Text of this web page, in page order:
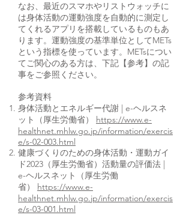
なお、最近のスマホやリストウォッチに
は身体活動の運動強度を自動的に測定し
てくれるアプリを搭載しているものもあ
ります。運動強度の基準単位としてMETs
という指標を使っています。METsについ
てご関心のある方は、下記【参考】の記
事をご参照ください。
参考資料
身体活動とエネルギー代謝 | e-ヘルスネ
ット（厚生労働省） https://www.e-
healthnet.mhlw.go.jp/information/exercis
e/s-02-003.html
健康づくりのための身体活動・運動ガイ
ド2023（厚生労働省） 活動量の評価法 |
e-ヘルスネット（厚生労働
省） https://www.e-
healthnet.mhlw.go.jp/information/exercis
e/s-03-001.html